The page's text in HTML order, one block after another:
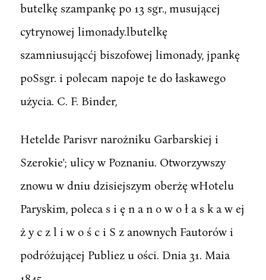
butelkę szampankę po 13 sgr., musującej
cytrynowej limonady.lbutelkę
szamniusującćj biszofowej limonady, jpankę
poSsgr. i polecam napoje te do łaskawego
użycia. C. F. Binder,
Hetelde Parisvr narożniku Garbarskiej i
Szerokie'; ulicy w Poznaniu. Otworzywszy
znowu w dniu dzisiejszym oberżę wHotelu
Paryskim, poleca s i ę n a n o w o ł a s k a w ej
ż y c z l i w o ś c i S z anownych Fautorów i
podróżującej Publiez u ości. Dnia 31. Maia